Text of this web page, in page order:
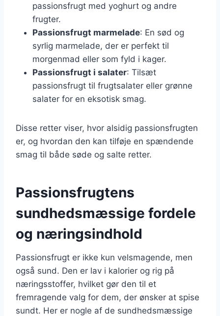
passionsfrugt med yoghurt og andre
frugter.
Passionsfrugt marmelade: En sød og
syrlig marmelade, der er perfekt til
morgenmad eller som fyld i kager.
Passionsfrugt i salater: Tilsæt
passionsfrugt til frugtsalater eller grønne
salater for en eksotisk smag.
Disse retter viser, hvor alsidig passionsfrugten
er, og hvordan den kan tilføje en spændende
smag til både søde og salte retter.
Passionsfrugtens
sundhedsmæssige fordele
og næringsindhold
Passionsfrugt er ikke kun velsmagende, men
også sund. Den er lav i kalorier og rig på
næringsstoffer, hvilket gør den til et
fremragende valg for dem, der ønsker at spise
sundt. Her er nogle af de sundhedsmæssige